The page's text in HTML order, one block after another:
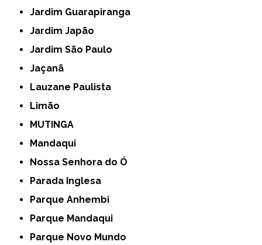
Jardim Guarapiranga
Jardim Japão
Jardim São Paulo
Jaçanã
Lauzane Paulista
Limão
MUTINGA
Mandaqui
Nossa Senhora do Ó
Parada Inglesa
Parque Anhembi
Parque Mandaqui
Parque Novo Mundo